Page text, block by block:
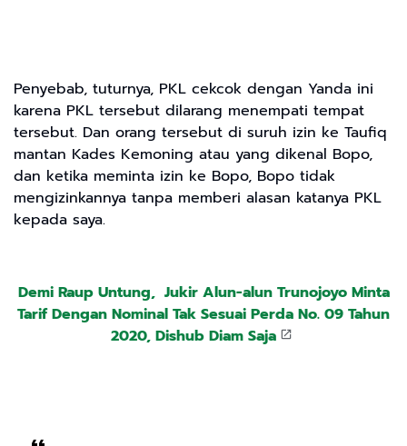
Penyebab, tuturnya, PKL cekcok dengan Yanda ini
karena PKL tersebut dilarang menempati tempat
tersebut. Dan orang tersebut di suruh izin ke Taufiq
mantan Kades Kemoning atau yang dikenal Bopo,
dan ketika meminta izin ke Bopo, Bopo tidak
mengizinkannya tanpa memberi alasan katanya PKL
kepada saya.
Demi Raup Untung, Jukir Alun-alun Trunojoyo Minta
Tarif Dengan Nominal Tak Sesuai Perda No. 09 Tahun
2020, Dishub Diam Saja